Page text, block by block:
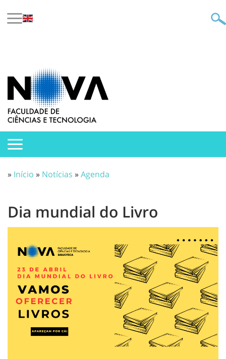
» Início » Notícias »Agenda
Dia mundial do Livro